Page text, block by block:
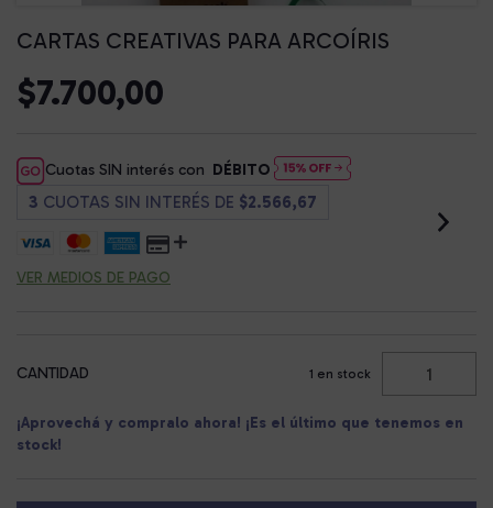
CARTAS CREATIVAS PARA ARCOÍRIS
$7.700,00
Cuotas SIN interés con DÉBITO
3 CUOTAS SIN INTERÉS DE $2.566,67
VER MEDIOS DE PAGO
CANTIDAD 1 en stock
¡Aprovechá y compralo ahora! ¡Es el último que tenemos en
stock!